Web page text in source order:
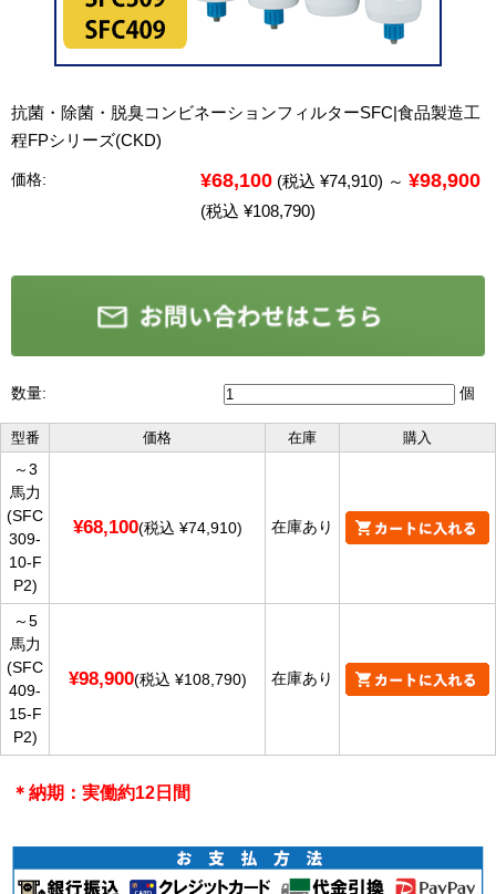
抗菌・除菌・脱臭コンビネーションフィルターSFC|食品製造工
程FPシリーズ(CKD)
価格: ¥68,100 (税込 ¥74,910) ～ ¥98,900
(税込 ¥108,790)
数量: 個
型番 価格 在庫 購入
～3
馬力
(SFC
309-
10-F
P2)
¥68,100(税込 ¥74,910) 在庫あり
～5
馬力
(SFC
409-
15-F
P2)
¥98,900(税込 ¥108,790) 在庫あり
＊納期：実働約12日間